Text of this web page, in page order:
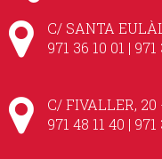
C/ SANTA
971 36 10 01 |
C/ FIVALLER,
971 48 11 40 |